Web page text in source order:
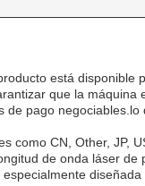
está disponible
que la máquina
pago
como CN, Other, JP,
de onda láser de